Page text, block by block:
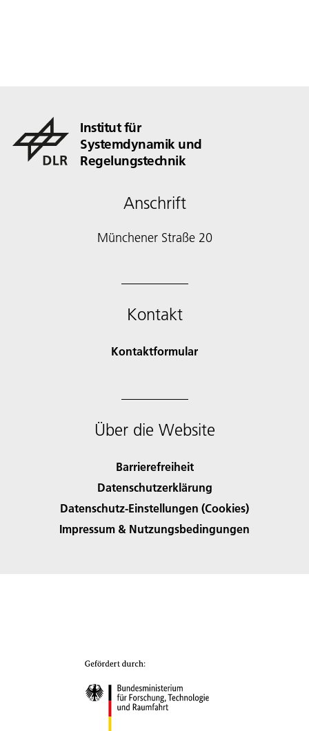
Institut für
Systemdynamik und
Regelungstechnik
Anschrift
Münchener Straße 20
Kontakt
Kontaktformular
Über die Website
Barrierefreiheit
Datenschutzerklärung
Datenschutz-Einstellungen (Cookies)
Impressum & Nutzungsbedingungen